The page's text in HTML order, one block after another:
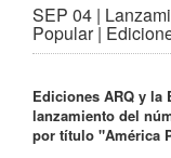
SEP 04 |
Popular |
Ediciones ARQ y la
lanzamiento del
por título "América